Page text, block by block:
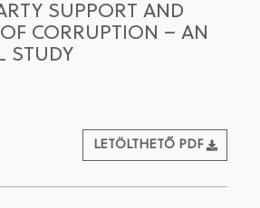
SUPPORT AND
CORRUPTION – AN
STUDY
LETÖLTHETŐ PDF